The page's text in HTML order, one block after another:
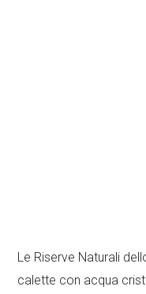
Le Riserve Naturali
calette con acqua